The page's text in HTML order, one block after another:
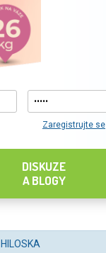
Zaregistrujte se
DISKUZE
A BLOGY
HILOSKA